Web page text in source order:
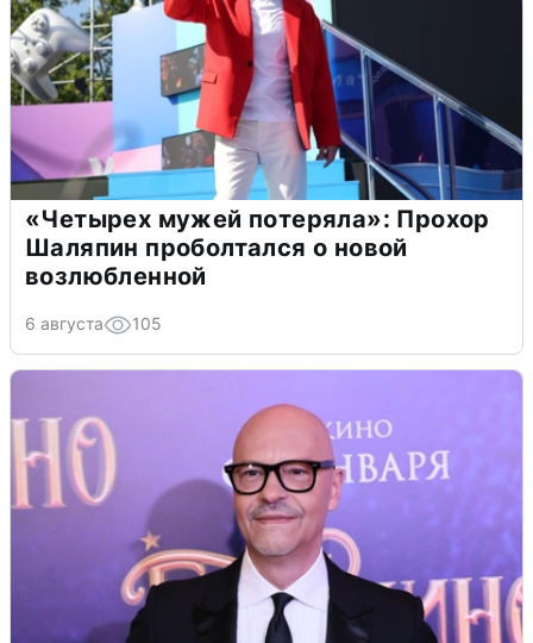
«Четырех мужей потеряла»: Прохор
Шаляпин проболтался о новой
возлюбленной
6 августа 105